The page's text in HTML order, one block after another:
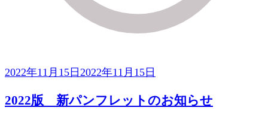
2022年11月15日 2022年11月15日
2022版 新パンフレットのお知らせ